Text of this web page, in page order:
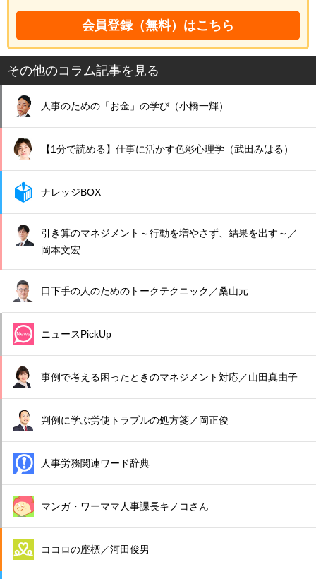
会員登録（無料）はこちら
その他のコラム記事を見る
人事のための「お金」の学び（小橋一輝）
【1分で読める】仕事に活かす色彩心理学（武田みはる）
ナレッジBOX
引き算のマネジメント～行動を増やさず、結果を出す～／
岡本文宏
口下手の人のためのトークテクニック／桑山元
ニュースPickUp
事例で考える困ったときのマネジメント対応／山田真由子
判例に学ぶ労使トラブルの処方箋／岡正俊
人事労務関連ワード辞典
マンガ・ワーママ人事課長キノコさん
ココロの座標／河田俊男